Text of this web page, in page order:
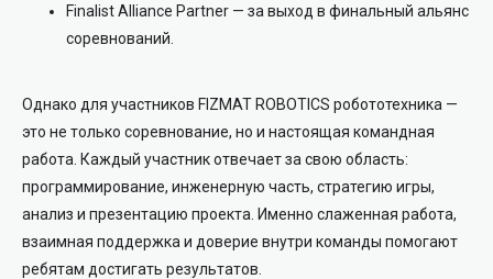
Finalist Alliance Partner — за выход в финальный альянс
соревнований.
Однако для участников FIZMAT ROBOTICS робототехника —
это не только соревнование, но и настоящая командная
работа. Каждый участник отвечает за свою область:
программирование, инженерную часть, стратегию игры,
анализ и презентацию проекта. Именно слаженная работа,
взаимная поддержка и доверие внутри команды помогают
ребятам достигать результатов.